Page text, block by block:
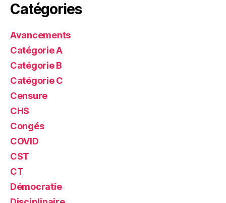
Catégories
Avancements
Catégorie A
Catégorie B
Catégorie C
Censure
CHS
Congés
COVID
CST
CT
Démocratie